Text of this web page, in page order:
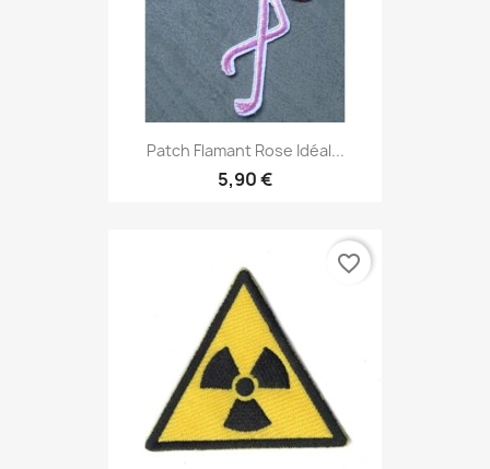
Patch Flamant Rose Idéal...
5,90 €
favorite_border